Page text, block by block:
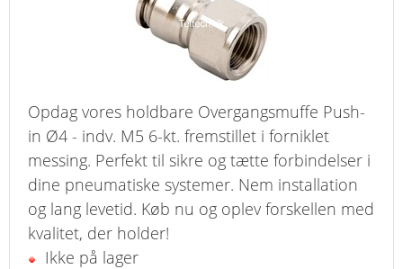
BESPÆNDING, GUMMIDELE M.M.
BEARBEJDNING, MONTAGE & HAVEARBEJDE
MATERIEL HÅNDTERING
FORSIDE
Opdag vores holdbare Overgangsmuffe Push-
in Ø4 - indv. M5 6-kt. fremstillet i forniklet
messing. Perfekt til sikre og tætte forbindelser i
dine pneumatiske systemer. Nem installation
og lang levetid. Køb nu og oplev forskellen med
kvalitet, der holder!
Ikke på lager